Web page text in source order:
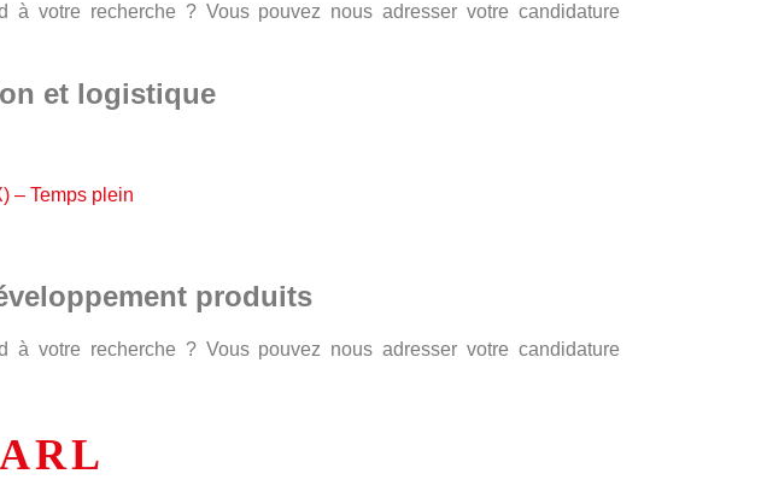
votre recherche ? Vous pouvez nous adresser votre candidature
et logistique
– Temps plein
produits
votre recherche ? Vous pouvez nous adresser votre candidature